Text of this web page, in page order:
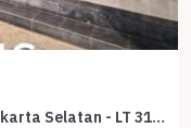
For Sale rumah Mewah di Kemang, Jakarta Selatan - LT 312m²